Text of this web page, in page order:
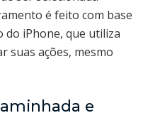
é feito com base
do iPhone, que utiliza
suas ações, mesmo
e